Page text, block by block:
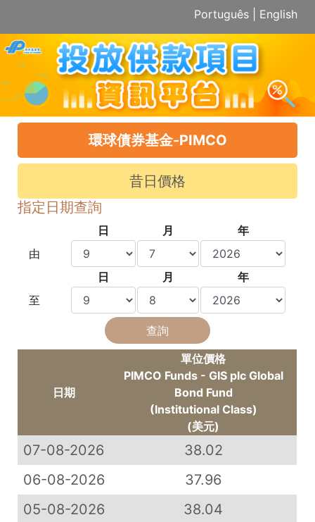
Português English
環球債券基金-PIMCO
昔日價格
指定日期查詢
日 月
年
由
日
月
年
至
日期
單位價格
PIMCO Funds - GIS plc Global
Bond Fund
(Institutional Class)
(美元)
07-08-2026
38.02
06-08-2026
37.96
05-08-2026
38.04